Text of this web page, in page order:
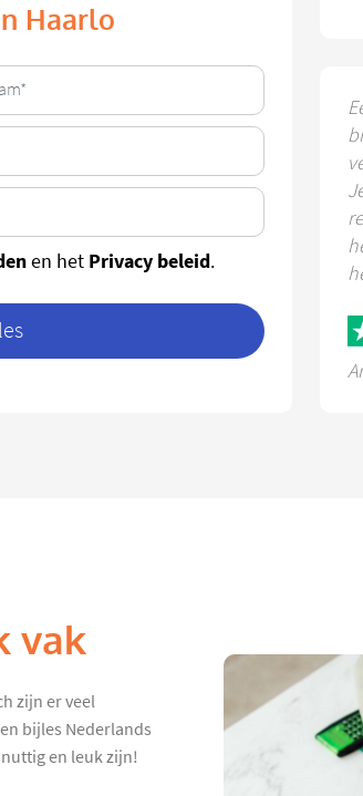
Haarlo
en het Privacy beleid.
vak
zijn er veel
bijles Nederlands
en leuk zijn!